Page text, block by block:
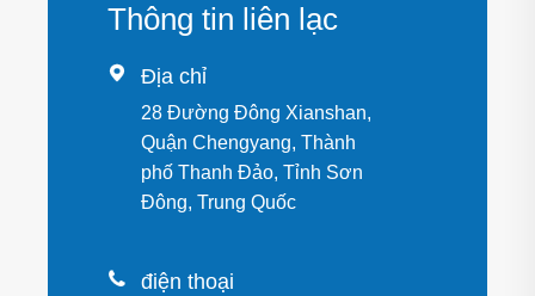
Thông tin liên lạc
 Địa chỉ
28 Đường Đông Xianshan,
Quận Chengyang, Thành
phố Thanh Đảo, Tỉnh Sơn
Đông, Trung Quốc
 điện thoại